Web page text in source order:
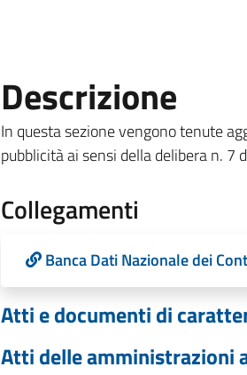
Descrizione
In questa sezione vengono tenute
pubblicità ai sensi della delibera n. 7
Collegamenti
Banca Dati Nazionale dei
Atti e documenti di
Atti delle amministrazioni